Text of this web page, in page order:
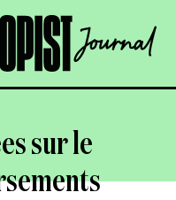
OPEN
sur le